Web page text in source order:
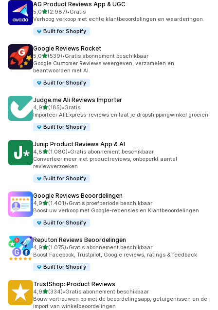
AG Product Reviews App & UGC
5,0van 5 sterren
(2.987)
2987 recensies in totaal
•Gratis
Verhoog verkoop met echte klantbeoordelingen en waarderingen.
Built for Shopify
Google Reviews Rocket
5,0van 5 sterren
(539)
539 recensies in totaal
•Gratis abonnement beschikbaar
Google Customer Reviews weergeven, verzamelen en
beantwoorden met AI.
Built for Shopify
Judge.me Ali Reviews Importer
4,9van 5 sterren
(185)
185 recensies in totaal
•Gratis
Importeer AliExpress-reviews en laat je dropshippingwinkel groeien
Built for Shopify
Junip Product Reviews App & AI
4,8van 5 sterren
(1.080)
1080 recensies in totaal
•Gratis abonnement beschikbaar
Converteer meer met productreviews, onbeperkt aantal
reviewverzoeken
Built for Shopify
Google Reviews Beoordelingen
4,9van 5 sterren
(1.401)
1401 recensies in totaal
•Gratis proefperiode beschikbaar
Boost uw verkoop met Google-recensies en Klantbeoordelingen
Built for Shopify
Reputon Reviews Beoordelingen
4,9van 5 sterren
(1.075)
1075 recensies in totaal
•Gratis abonnement beschikbaar
Boost Facebook, Trustpilot, Google reviews, ratings & feedback
Built for Shopify
TrustShop: Product Reviews
4,9van 5 sterren
(334)
334 recensies in totaal
•Gratis abonnement beschikbaar
Bouw vertrouwen op met de beoordelingsapp, getuigenissen en de
import van winkelbeoordelingen